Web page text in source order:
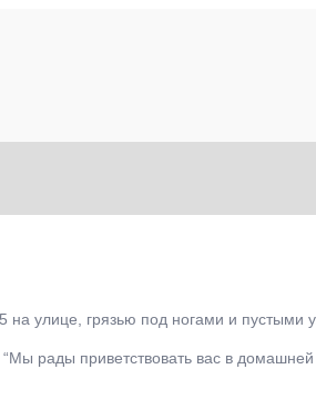
улице, грязью под ногами и пустыми
рады приветствовать вас в